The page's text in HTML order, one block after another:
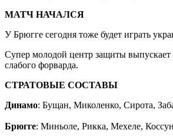
МАТЧ НАЧАЛСЯ
У Брюгге сегодня тоже будет играть
Супер молодой центр защиты
слабого форварда.
СТРАТОВЫЕ СОСТАВЫ
Динамо: Бущан, Миколенко, Сирота,
Брюгге: Миньоле, Рикка, Мехеле,